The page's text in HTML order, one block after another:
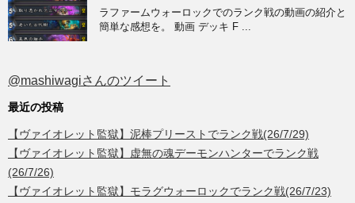
ラファームウォーロックでのランク戦の動画の紹介と
簡単な感想を。 動画 デッキ F ...
@mashiwagiさんのツイート
最近の投稿
【ヴァイオレット監獄】泥棒プリーストでランク戦(26/7/29)
【ヴァイオレット監獄】虚無の魂デーモンハンターでランク戦
(26/7/26)
【ヴァイオレット監獄】モラグウォーロックでランク戦(26/7/23)